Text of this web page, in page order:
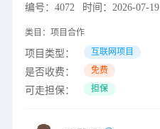
编号： 4072 时间： 2026-07-19
类目： 项目合作
项目类型： 互联网项目
是否收费： 免费
可走担保： 担保